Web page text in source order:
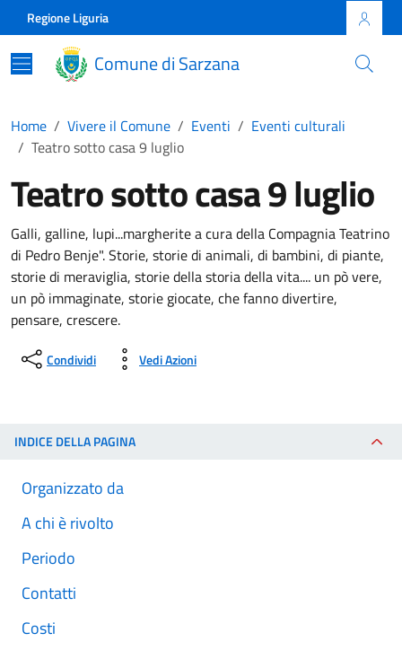
Skip to main content
Comune di Sarzana
Regione Liguria
Comune di Sarzana
Home Vivere il Comune Eventi
Eventi culturali
Teatro sotto casa 9 luglio
Teatro sotto casa 9 luglio
Galli, galline, lupi...margherite a cura della Compagnia Teatrino
di Pedro Benje". Storie, storie di animali, di bambini, di piante,
storie di meraviglia, storie della storia della vita.... un pò vere,
un pò immaginate, storie giocate, che fanno divertire,
pensare, crescere.
Condividi Vedi Azioni
INDICE DELLA PAGINA
Organizzato da
A chi è rivolto
Periodo
Contatti
Costi